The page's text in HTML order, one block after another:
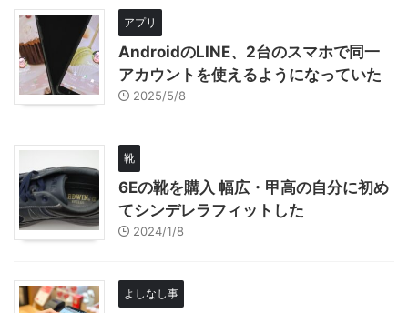
アプリ
AndroidのLINE、2台のスマホで同一
アカウントを使えるようになっていた
2025/5/8
靴
6Eの靴を購入 幅広・甲高の自分に初め
てシンデレラフィットした
2024/1/8
よしなし事